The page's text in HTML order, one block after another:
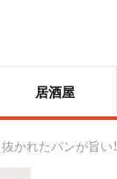
居酒屋
かれたパンが旨い！